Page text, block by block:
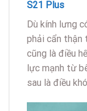
S21 Plus
Dù kính lưng
phải cẩn thận
cũng là điều
lực mạnh từ
sau là điều